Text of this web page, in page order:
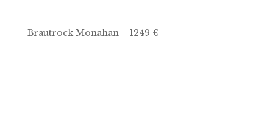
Brautrock Monahan – 1249 €